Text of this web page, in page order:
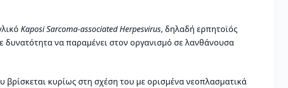
Kaposi Sarcoma-associated Herpesvirus, δηλαδή ερπητοϊός
δυνατότητα να παραμένει στον οργανισμό σε λανθάνουσα
βρίσκεται κυρίως στη σχέση του με ορισμένα νεοπλασματικά